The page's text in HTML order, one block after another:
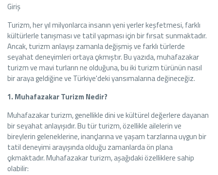
Giriş
Turizm, her yıl milyonlarca insanın yeni yerler keşfetmesi, farklı
kültürlerle tanışması ve tatil yapması için bir fırsat sunmaktadır.
Ancak, turizm anlayışı zamanla değişmiş ve farklı türlerde
seyahat deneyimleri ortaya çıkmıştır. Bu yazıda, muhafazakar
turizm ve mavi turların ne olduğuna, bu iki turizm türünün nasıl
bir araya geldiğine ve Türkiye'deki yansımalarına değineceğiz.
1. Muhafazakar Turizm Nedir?
Muhafazakar turizm, genellikle dini ve kültürel değerlere dayanan
bir seyahat anlayışıdır. Bu tür turizm, özellikle ailelerin ve
bireylerin geleneklerine, inançlarına ve yaşam tarzlarına uygun bir
tatil deneyimi arayışında olduğu zamanlarda ön plana
çıkmaktadır. Muhafazakar turizm, aşağıdaki özelliklere sahip
olabilir: